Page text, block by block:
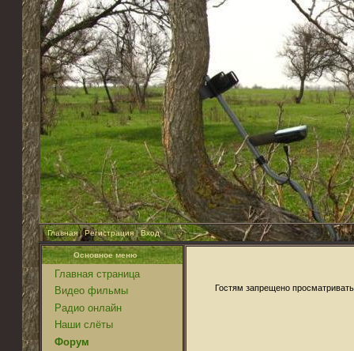
Главная|Регистрация|Вход
Основное меню
Главная страница
Видео фильмы
Радио онлайн
Наши слёты
Форум
Гостям запрещено